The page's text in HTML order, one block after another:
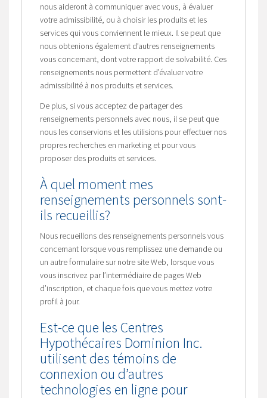
nous aideront à communiquer avec vous, à évaluer
votre admissibilité, ou à choisir les produits et les
services qui vous conviennent le mieux. Il se peut que
nous obtenions également d’autres renseignements
vous concernant, dont votre rapport de solvabilité. Ces
renseignements nous permettent d’évaluer votre
admissibilité à nos produits et services.
De plus, si vous acceptez de partager des
renseignements personnels avec nous, il se peut que
nous les conservions et les utilisions pour effectuer nos
propres recherches en marketing et pour vous
proposer des produits et services.
À quel moment mes
renseignements personnels sont-
ils recueillis?
Nous recueillons des renseignements personnels vous
concernant lorsque vous remplissez une demande ou
un autre formulaire sur notre site Web, lorsque vous
vous inscrivez par l’intermédiaire de pages Web
d’inscription, et chaque fois que vous mettez votre
profil à jour.
Est-ce que les Centres
Hypothécaires Dominion Inc.
utilisent des témoins de
connexion ou d’autres
technologies en ligne pour